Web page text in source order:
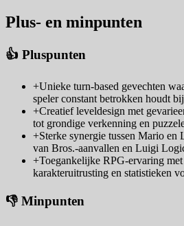
Plus- en minpunten
👍 Pluspunten
+Unieke turn-based gevechten
speler constant betrokken houdt
+Creatief leveldesign met
tot grondige verkenning en
+Sterke synergie tussen Mario
van Bros.-aanvallen en Luigi
+Toegankelijke RPG-ervaring
karakteruitrusting en statistieken
👎 Minpunten